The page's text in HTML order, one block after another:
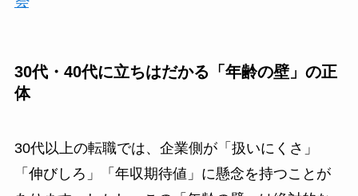
30代・40代に立ちはだかる「年齢の壁」の正
体
30代以上の転職では、企業側が「扱いにくさ」
「伸びしろ」「年収期待値」に懸念を持つことが